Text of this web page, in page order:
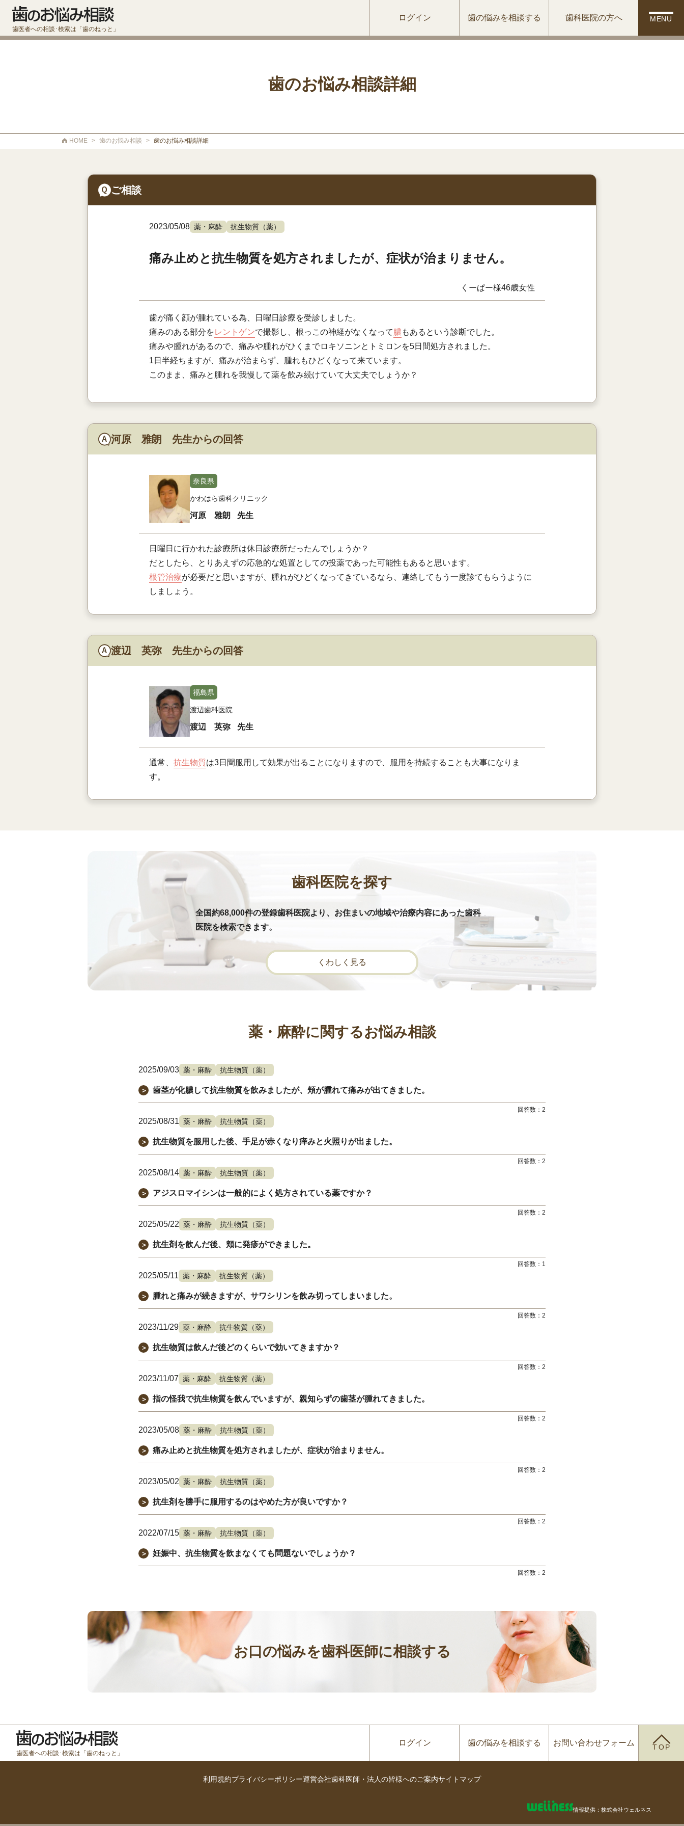
歯医者への相談･検索は「歯のねっと」
ログイン 歯の悩みを相談する 歯科医院の方へ MENU
歯のお悩み相談詳細
HOME > 歯のお悩み相談 > 歯のお悩み相談詳細
ご相談
2023/05/08 薬・麻酔 抗生物質（薬）
痛み止めと抗生物質を処方されましたが、症状が治まりません。
くーぱー様46歳女性
歯が痛く顔が腫れている為、日曜日診療を受診しました。
痛みのある部分をレントゲンで撮影し、根っこの神経がなくなって 膿 もあるという診断でした。
痛みや腫れがあるので、痛みや腫れがひくまでロキソニンとトミロンを5日間処方されました。
1日半経ちますが、痛みが治まらず、腫れもひどくなって来ています。
このまま、痛みと腫れを我慢して薬を飲み続けていて大丈夫でしょうか？
河原 雅朗 先生からの回答
奈良県
かわはら歯科クリニック
河原 雅朗 先生
日曜日に行かれた診療所は休日診療所だったんでしょうか？
だとしたら、とりあえずの応急的な処置としての投薬であった可能性もあると思います。
根管治療が必要だと思いますが、腫れがひどくなってきているなら、連絡してもう一度診てもらうように
しましょう。
渡辺 英弥 先生からの回答
福島県
渡辺歯科医院
渡辺 英弥 先生
通常、 抗生物質は3日間服用して効果が出ることになりますので、服用を持続することも大事になりま
す。
歯科医院を探す
全国約68,000件の登録歯科医院より、お住まいの地域や治療内容にあった歯科
医院を検索できます。
くわしく見る
薬・麻酔に関するお悩み相談
2025/09/03 薬・麻酔 抗生物質（薬）
＞ 歯茎が化膿して抗生物質を飲みましたが、頬が腫れて痛みが出てきました。
回答数： 2
2025/08/31 薬・麻酔 抗生物質（薬）
＞ 抗生物質を服用した後、手足が赤くなり痒みと火照りが出ました。
回答数： 2
2025/08/14 薬・麻酔 抗生物質（薬）
＞ アジスロマイシンは一般的によく処方されている薬ですか？
回答数： 2
2025/05/22 薬・麻酔 抗生物質（薬）
＞ 抗生剤を飲んだ後、頬に発疹ができました。
回答数： 1
2025/05/11 薬・麻酔 抗生物質（薬）
＞ 腫れと痛みが続きますが、サワシリンを飲み切ってしまいました。
回答数： 2
2023/11/29 薬・麻酔 抗生物質（薬）
＞ 抗生物質は飲んだ後どのくらいで効いてきますか？
回答数： 2
2023/11/07 薬・麻酔 抗生物質（薬）
＞ 指の怪我で抗生物質を飲んでいますが、親知らずの歯茎が腫れてきました。
回答数： 2
2023/05/08 薬・麻酔 抗生物質（薬）
＞ 痛み止めと抗生物質を処方されましたが、症状が治まりません。
回答数： 2
2023/05/02 薬・麻酔 抗生物質（薬）
＞ 抗生剤を勝手に服用するのはやめた方が良いですか？
回答数： 2
2022/07/15 薬・麻酔 抗生物質（薬）
＞ 妊娠中、抗生物質を飲まなくても問題ないでしょうか？
回答数： 2
お口の悩みを歯科医師に相談する
歯医者への相談･検索は「歯のねっと」
TOP
ログイン 歯の悩みを相談する お問い合わせフォーム
利用規約プライバシーポリシー運営会社歯科医師・法人の皆様へのご案内サイトマップ
情報提供：株式会社ウェルネス